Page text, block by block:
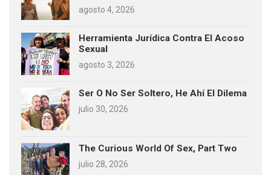
agosto 4, 2026
Herramienta Jurídica Contra El Acoso
Sexual
agosto 3, 2026
Ser O No Ser Soltero, He Ahí El Dilema
julio 30, 2026
The Curious World Of Sex, Part Two
julio 28, 2026